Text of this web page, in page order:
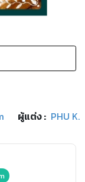
ผู้แต่ง : PHU K.